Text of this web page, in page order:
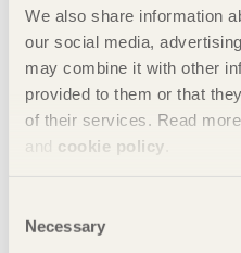
We also share information
our social media,
may combine it with other
provided to them or that
of their services. Read
and cookie policy
Selection
Necessary
Pressbilder
För mer information:
AnnCharlotte Wigert, tf
Svenskt Trä
+46 70 390 52 50,
Johan Larsson, projektledare
Presskontakt: